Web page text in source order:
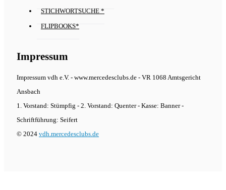
STICHWORTSUCHE *
FLIPBOOKS*
Impressum
Impressum vdh e.V. - www.mercedesclubs.de - VR 1068 Amtsgericht
Ansbach
1. Vorstand: Stümpfig - 2. Vorstand: Quenter - Kasse: Banner -
Schriftführung: Seifert
© 2024 vdh.mercedesclubs.de